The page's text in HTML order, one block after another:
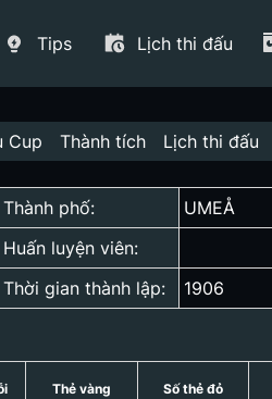
Tips Lịch thi đấu
Cup Thành tích Lịch thi đấu
Thành phố: UMEÅ
Huấn luyện viên:
Thời gian thành lập:
1906
Thẻ vàng Số thẻ đỏ